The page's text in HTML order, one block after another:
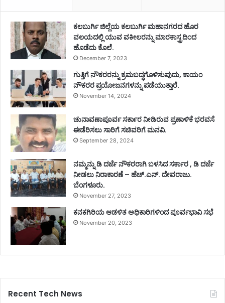
ಕಲಬುರ್ಗಿ ಜಿಲ್ಲೆಯ ಕಲಬುರ್ಗಿ ಮಹಾನಗರದ ಹೊರ
ವಲಯದಲ್ಲಿ ಯುವ ವಕೀಲರನ್ನು ಮಾರಕಾಸ್ತ್ರದಿಂದ
ಹೊಡೆದು ಕೊಲೆ.
December 7, 2023
ಗುತ್ತಿಗೆ ನೌಕರರನ್ನು ಕ್ರಮಬದ್ಧಗೊಳಿಸುವುದು, ಕಾಯಂ
ನೌಕರರ ಪ್ರಯೋಜನಗಳನ್ನು ಪಡೆಯುತ್ತಾರೆ.
November 14, 2024
ಚುನಾವಣಾಪೂರ್ವ ಸರ್ಕಾರ ನೀಡಿರುವ ಪ್ರಣಾಳಿಕೆ ಭರವಸೆ
ಈಡೆರಿಸಲು ಸಾರಿಗೆ ಸಚಿವರಿಗೆ ಮನವಿ.
September 28, 2024
ನಮ್ಮನ್ನು ಡಿ ದರ್ಜೆ ನೌಕರರಾಗಿ ಬಳಸಿದ ಸರ್ಕಾರ , ಡಿ ದರ್ಜೆ
ನೀಡಲು ನಿರಾಕಾರಣೆ – ಹೆಚ್.ಎನ್. ದೇವರಾಜು.
ಬೆಂಗಳೂರು.
November 27, 2023
ಕನಕಗಿರಿಯ ಆಡಳಿತ ಅಧಿಕಾರಿಗಳಿಂದ ಪೂರ್ವಭಾವಿ ಸಭೆ
November 20, 2023
Recent Tech News